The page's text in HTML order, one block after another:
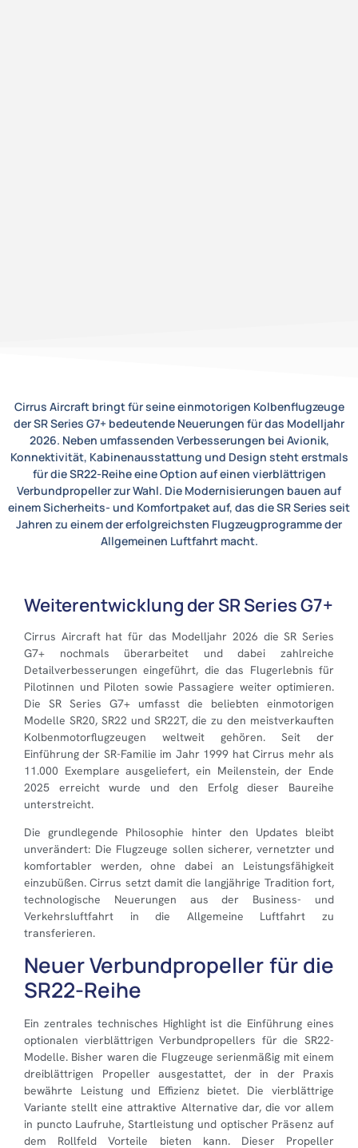
Cirrus Aircraft bringt für seine einmotorigen Kolbenflugzeuge
der SR Series G7+ bedeutende Neuerungen für das Modelljahr
2026. Neben umfassenden Verbesserungen bei Avionik,
Konnektivität, Kabinenausstattung und Design steht erstmals
für die SR22-Reihe eine Option auf einen vierblättrigen
Verbundpropeller zur Wahl. Die Modernisierungen bauen auf
einem Sicherheits- und Komfortpaket auf, das die SR Series seit
Jahren zu einem der erfolgreichsten Flugzeugprogramme der
Allgemeinen Luftfahrt macht.
Weiterentwicklung der SR Series G7+
Cirrus Aircraft hat für das Modelljahr 2026 die SR Series
G7+ nochmals überarbeitet und dabei zahlreiche
Detailverbesserungen eingeführt, die das Flugerlebnis für
Pilotinnen und Piloten sowie Passagiere weiter optimieren.
Die SR Series G7+ umfasst die beliebten einmotorigen
Modelle SR20, SR22 und SR22T, die zu den meistverkauften
Kolbenmotorflugzeugen weltweit gehören. Seit der
Einführung der SR-Familie im Jahr 1999 hat Cirrus mehr als
11.000 Exemplare ausgeliefert, ein Meilenstein, der Ende
2025 erreicht wurde und den Erfolg dieser Baureihe
unterstreicht.
Die grundlegende Philosophie hinter den Updates bleibt
unverändert: Die Flugzeuge sollen sicherer, vernetzter und
komfortabler werden, ohne dabei an Leistungsfähigkeit
einzubüßen. Cirrus setzt damit die langjährige Tradition fort,
technologische Neuerungen aus der Business- und
Verkehrsluftfahrt in die Allgemeine Luftfahrt zu
transferieren.
Neuer Verbundpropeller für die
SR22-Reihe
Ein zentrales technisches Highlight ist die Einführung eines
optionalen vierblättrigen Verbundpropellers für die SR22-
Modelle. Bisher waren die Flugzeuge serienmäßig mit einem
dreiblättrigen Propeller ausgestattet, der in der Praxis
bewährte Leistung und Effizienz bietet. Die vierblättrige
Variante stellt eine attraktive Alternative dar, die vor allem
in puncto Laufruhe, Startleistung und optischer Präsenz auf
dem Rollfeld Vorteile bieten kann. Dieser Propeller